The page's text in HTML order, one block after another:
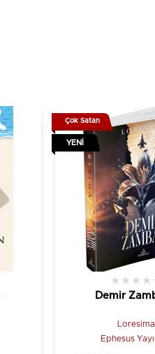
Demir
★ ★ ★ ★
Loresima
Ephesus
Çok Satan
YENI